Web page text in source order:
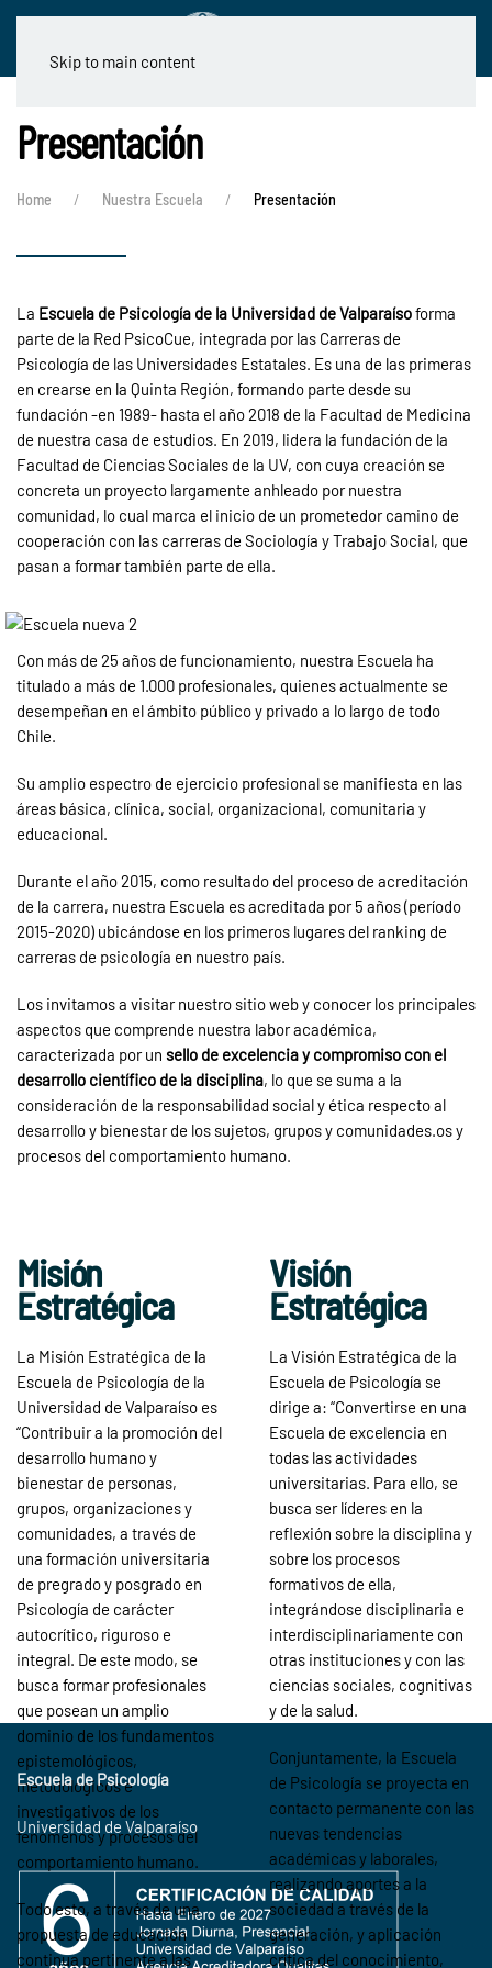
Skip to main content
Presentación
Home Nuestra Escuela Presentación
La Escuela de Psicología de la Universidad de Valparaísoforma
parte de la Red PsicoCue, integrada por las Carreras de
Psicología de las Universidades Estatales. Es una de las primeras
en crearse en la Quinta Región, formando parte desde su
fundación -en 1989- hasta el año 2018 de la Facultad de Medicina
de nuestra casa de estudios. En 2019, lidera la fundación de la
Facultad de Ciencias Sociales de la UV, con cuya creación se
concreta un proyecto largamente anhleado por nuestra
comunidad, lo cual marca el inicio de un prometedor camino de
cooperación con las carreras de Sociología y Trabajo Social, que
pasan a formar también parte de ella.
Con más de 25 años de funcionamiento, nuestra Escuela ha
titulado a más de 1.000 profesionales, quienes actualmente se
desempeñan en el ámbito público y privado a lo largo de todo
Chile.
Su amplio espectro de ejercicio profesional se manifiesta en las
áreas básica, clínica, social, organizacional, comunitaria y
educacional.
Durante el año 2015, como resultado del proceso de acreditación
de la carrera, nuestra Escuela es acreditada por 5 años (período
2015-2020) ubicándose en los primeros lugares del ranking de
carreras de psicología en nuestro país.
Los invitamos a visitar nuestro sitio web y conocer los principales
aspectos que comprende nuestra labor académica,
caracterizada por un sello de excelencia y compromiso con el
desarrollo científico de la disciplina, lo que se suma a la
consideración de la responsabilidad social y ética respecto al
desarrollo y bienestar de los sujetos, grupos y comunidades.os y
procesos del comportamiento humano.
Misión
Estratégica
La Misión Estratégica de la
Escuela de Psicología de la
Universidad de Valparaíso es
“Contribuir a la promoción del
desarrollo humano y
bienestar de personas,
grupos, organizaciones y
comunidades, a través de
una formación universitaria
de pregrado y posgrado en
Psicología de carácter
autocrítico, riguroso e
integral. De este modo, se
busca formar profesionales
que posean un amplio
dominio de los fundamentos
epistemológicos,
metodológicos e
investigativos de los
fenómenos y procesos del
comportamiento humano.
Todo esto, a través de una
propuesta de educación
continua pertinente a las
Visión
Estratégica
La Visión Estratégica de la
Escuela de Psicología se
dirige a: “Convertirse en una
Escuela de excelencia en
todas las actividades
universitarias. Para ello, se
busca ser líderes en la
reflexión sobre la disciplina y
sobre los procesos
formativos de ella,
integrándose disciplinaria e
interdisciplinariamente con
otras instituciones y con las
ciencias sociales, cognitivas
y de la salud.
Conjuntamente, la Escuela
de Psicología se proyecta en
contacto permanente con las
nuevas tendencias
académicas y laborales,
realizando aportes a la
sociedad a través de la
generación, y aplicación
crítica del conocimiento,
Escuela de Psicología
Universidad de Valparaíso